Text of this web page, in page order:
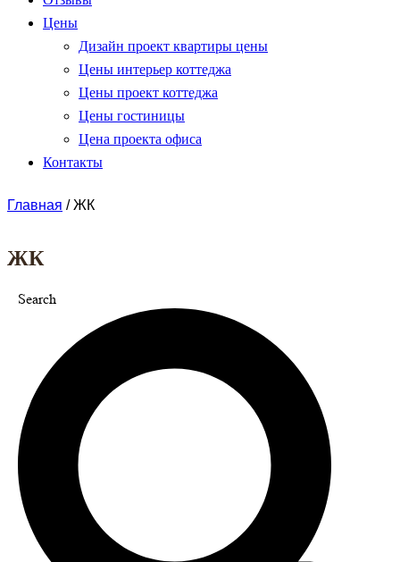
Цены
Дизайн проект квартиры цены
Цены интерьер коттеджа
Цены проект коттеджа
Цены гостиницы
Цена проекта офиса
Контакты
Главная /ЖК
ЖК
Search